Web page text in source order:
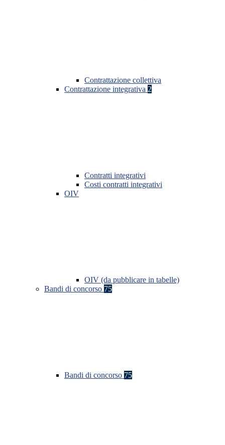
Contrattazione collettiva
Contrattazione integrativa 2
Contratti integrativi
Costi contratti integrativi
OIV
OIV (da pubblicare in tabelle)
Bandi di concorso 75
Bandi di concorso 75